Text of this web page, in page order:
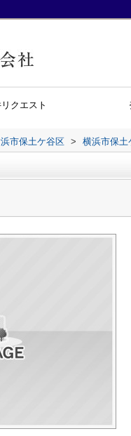
クエスト
市保土ケ谷区 > 横浜市保土